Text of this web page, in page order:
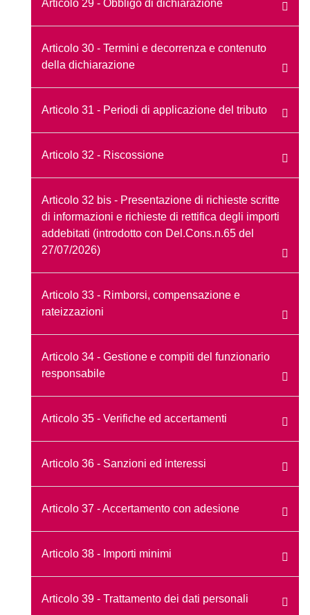
Articolo 29 - Obbligo di dichiarazione
Articolo 30 - Termini e decorrenza e contenuto
della dichiarazione
Articolo 31 - Periodi di applicazione del tributo
Articolo 32 - Riscossione
Articolo 32 bis - Presentazione di richieste scritte
di informazioni e richieste di rettifica degli importi
addebitati (introdotto con Del.Cons.n.65 del
27/07/2026)
Articolo 33 - Rimborsi, compensazione e
rateizzazioni
Articolo 34 - Gestione e compiti del funzionario
responsabile
Articolo 35 - Verifiche ed accertamenti
Articolo 36 - Sanzioni ed interessi
Articolo 37 - Accertamento con adesione
Articolo 38 - Importi minimi
Articolo 39 - Trattamento dei dati personali